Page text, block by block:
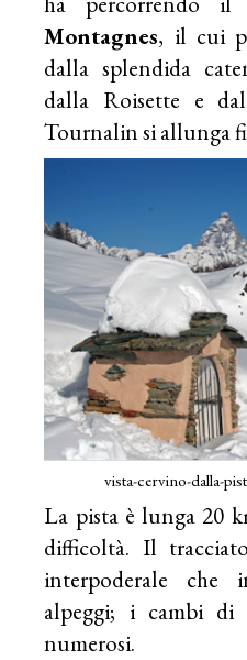
Montagnes, il cui
dalla splendida
dalla Roisette e
Tournalin si allunga
vista-cervino-dalla-
La pista è lunga 20
difficoltà. Il
interpoderale che
alpeggi; i cambi di
numerosi.